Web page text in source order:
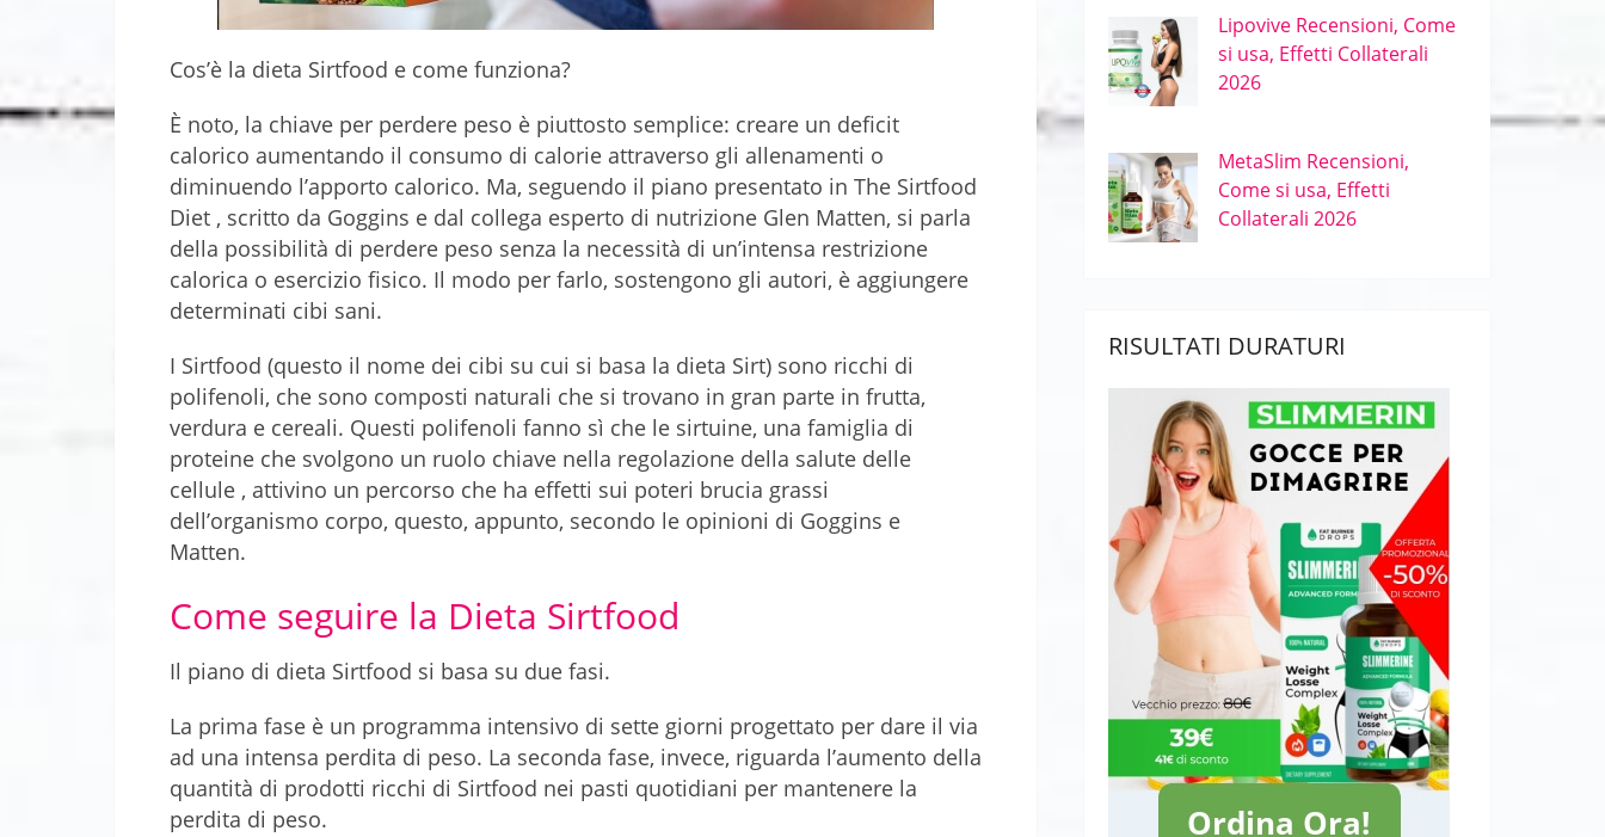
Cos’è la dieta Sirtfood e come funziona?
È noto, la chiave per perdere peso è piuttosto semplice: creare un deficit
calorico aumentando il consumo di calorie attraverso gli allenamenti o
diminuendo l’apporto calorico. Ma, seguendo il piano presentato in The Sirtfood
Diet , scritto da Goggins e dal collega esperto di nutrizione Glen Matten, si parla
della possibilità di perdere peso senza la necessità di un’intensa restrizione
calorica o esercizio fisico. Il modo per farlo, sostengono gli autori, è aggiungere
determinati cibi sani.
I Sirtfood (questo il nome dei cibi su cui si basa la dieta Sirt) sono ricchi di
polifenoli, che sono composti naturali che si trovano in gran parte in frutta,
verdura e cereali. Questi polifenoli fanno sì che le sirtuine, una famiglia di
proteine ​​che svolgono un ruolo chiave nella regolazione della salute delle
cellule , attivino un percorso che ha effetti sui poteri brucia grassi
dell’organismo corpo, questo, appunto, secondo le opinioni di Goggins e
Matten.
Come seguire la Dieta Sirtfood
Il piano di dieta Sirtfood si basa su due fasi.
La prima fase è un programma intensivo di sette giorni progettato per dare il via
ad una intensa perdita di peso. La seconda fase, invece, riguarda l’aumento della
quantità di prodotti ricchi di Sirtfood nei pasti quotidiani per mantenere la
perdita di peso.
Lipovive Recensioni, Come
si usa, Effetti Collaterali
2026
MetaSlim Recensioni,
Come si usa, Effetti
Collaterali 2026
RISULTATI DURATURI